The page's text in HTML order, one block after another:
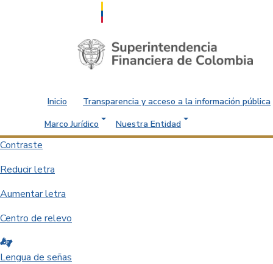
Saltar al contenido principal
Inicio Transparencia y acceso a la información pública
Marco Jurídico
Nuestra Entidad
Contraste
Reducir letra
Aumentar letra
Centro de relevo
Lengua de señas